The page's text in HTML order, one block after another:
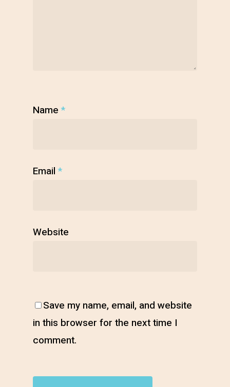
Name *
Email *
Website
Save my name, email, and website
in this browser for the next time I
comment.